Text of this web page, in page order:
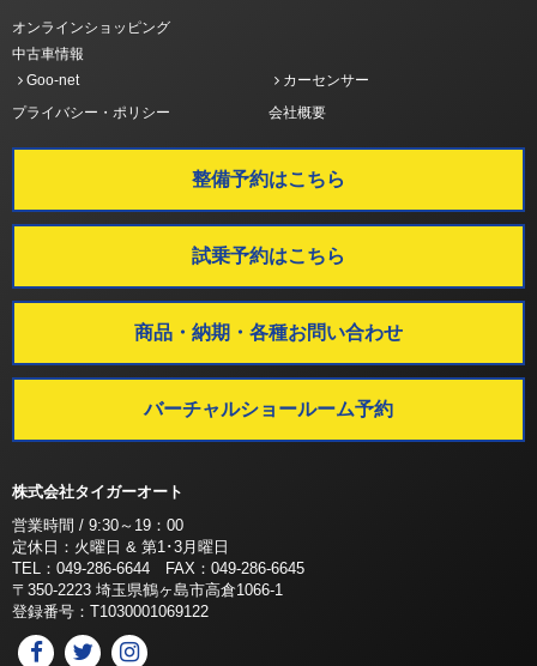
オンラインショッピング
中古車情報
Goo-net
カーセンサー
プライバシー・ポリシー
会社概要
整備予約はこちら
試乗予約はこちら
商品・納期・各種お問い合わせ
バーチャルショールーム予約
株式会社タイガーオート
営業時間 / 9:30～19：00
定休日：火曜日 & 第1･3月曜日
TEL：049-286-6644 FAX：049-286-6645
〒350-2223 埼玉県鶴ヶ島市高倉1066-1
登録番号：T1030001069122